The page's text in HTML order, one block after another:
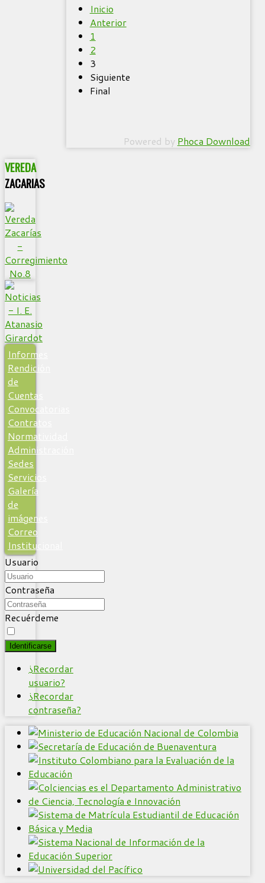
Inicio
Anterior
1
2
3
Siguiente
Final
Powered by Phoca Download
VEREDA
ZACARIAS
Informes
Rendición
de
Cuentas
Convocatorias
Contratos
Normatividad
Administración
Sedes
Servicios
Galería
de
imágenes
Correo
Institucional
Usuario
Contraseña
Recuérdeme
Identificarse
¿Recordar
usuario?
¿Recordar
contraseña?